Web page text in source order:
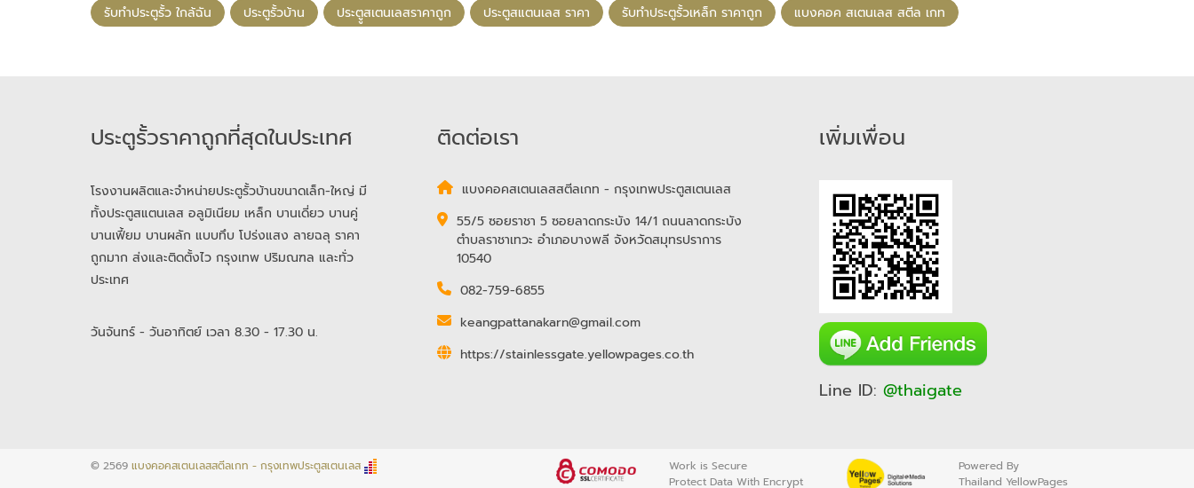
รับทําประตูรั้ว ใกล้ฉัน ประตูรั้วบ้าน ประตููสเตนเลสราคาถูก ประตูสแตนเลส ราคา รับทําประตูรั้วเหล็ก ราคาถูก แบงคอค สเตนเลส สตีล เกท
ประตูรั้วราคาถูกที่สุดในประเทศ
โรงงานผลิตและจำหน่ายประตูรั้วบ้านขนาดเล็ก-ใหญ่ มี
ทั้งประตูสแตนเลส อลูมิเนียม เหล็ก บานเดี่ยว บานคู่
บานเฟี้ยม บานผลัก แบบทึบ โปร่งแสง ลายฉลุ ราคา
ถูกมาก ส่งและติดตั้งไว กรุงเทพ ปริมณฑล และทั่ว
ประเทศ
วันจันทร์ - วันอาทิตย์ เวลา 8.30 - 17.30 น.
ติดต่อเรา
แบงคอคสเตนเลสสตีลเกท - กรุงเทพประตูสเตนเลส
55/5 ซอยราชา 5 ซอยลาดกระบัง 14/1 ถนนลาดกระบัง
ตำบลราชาเทวะ อำเภอบางพลี จังหวัดสมุทรปราการ
10540
082-759-6855
keangpattanakarn@gmail.com
https://stainlessgate.yellowpages.co.th
เพิ่มเพื่อน
Line ID: @thaigate
© 2569 แบงคอคสเตนเลสสตีลเกท - กรุงเทพประตูสเตนเลส
Work is Secure
Protect Data With Encrypt
Powered By
Thailand YellowPages